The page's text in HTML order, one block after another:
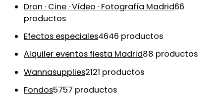
Dron · Cine · Vídeo · Fotografía Madrid66
productos
Efectos especiales4646 productos
Alquiler eventos fiesta Madrid88 productos
Wannasupplies2121 productos
Fondos5757 productos